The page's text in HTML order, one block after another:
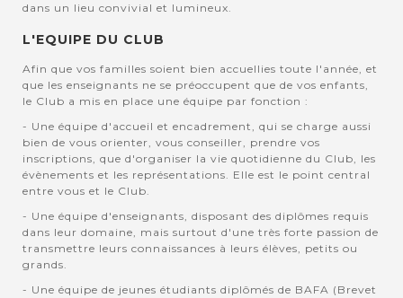
dans un lieu convivial et lumineux.
L'EQUIPE DU CLUB
Afin que vos familles soient bien accuellies toute l'année, et
que les enseignants ne se préoccupent que de vos enfants,
le Club a mis en place une équipe par fonction :
- Une équipe d'accueil et encadrement, qui se charge aussi
bien de vous orienter, vous conseiller, prendre vos
inscriptions, que d'organiser la vie quotidienne du Club, les
évènements et les représentations. Elle est le point central
entre vous et le Club.
- Une équipe d'enseignants, disposant des diplômes requis
dans leur domaine, mais surtout d'une très forte passion de
transmettre leurs connaissances à leurs élèves, petits ou
grands.
- Une équipe de jeunes étudiants diplômés de BAFA (Brevet